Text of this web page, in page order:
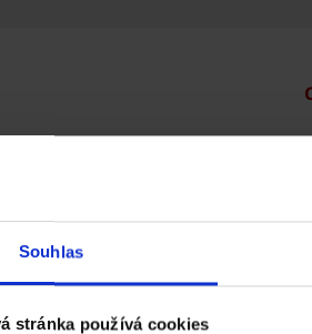
Souhlas
stránka používá cookies